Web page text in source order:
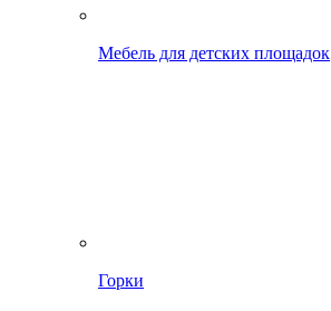
Мебель для детских площадок
Горки